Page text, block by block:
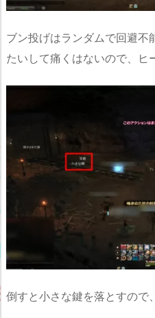
ブン投げはランダムで回避不
たいして痛くはないので、ヒ
倒すと小さな鍵を落とすので